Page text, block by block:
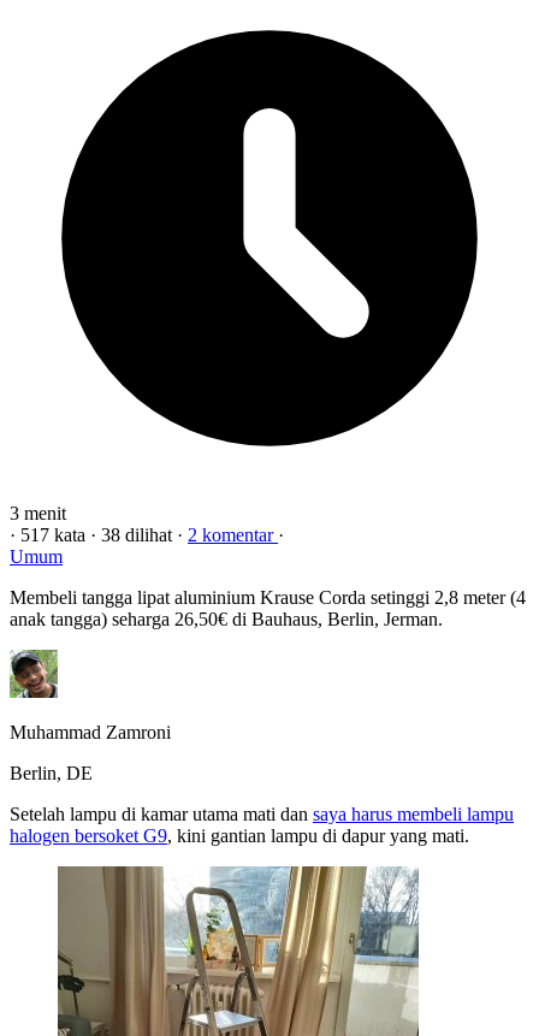
3 menit
· 517 kata · 38 dilihat · 2 komentar ·
Umum
Membeli tangga lipat aluminium Krause Corda setinggi 2,8 meter (4
anak tangga) seharga 26,50€ di Bauhaus, Berlin, Jerman.
Muhammad Zamroni
Berlin, DE
Setelah lampu di kamar utama mati dan saya harus membeli lampu
halogen bersoket G9, kini gantian lampu di dapur yang mati.